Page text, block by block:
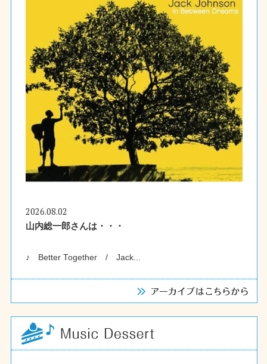
2026.08.02
山内総一郎さんは・・・
♪ Better Together / Jack...